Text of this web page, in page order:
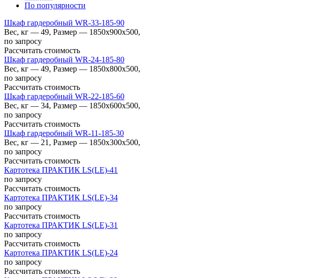
По популярности
Шкаф гардеробный WR-33-185-90
Вес, кг — 49, Размер — 1850x900x500,
по запросу
Рассчитать стоимость
Шкаф гардеробный WR-24-185-80
Вес, кг — 49, Размер — 1850x800x500,
по запросу
Рассчитать стоимость
Шкаф гардеробный WR-22-185-60
Вес, кг — 34, Размер — 1850x600x500,
по запросу
Рассчитать стоимость
Шкаф гардеробный WR-11-185-30
Вес, кг — 21, Размер — 1850x300x500,
по запросу
Рассчитать стоимость
Картотека ПРАКТИК LS(LE)-41
по запросу
Рассчитать стоимость
Картотека ПРАКТИК LS(LE)-34
по запросу
Рассчитать стоимость
Картотека ПРАКТИК LS(LE)-31
по запросу
Рассчитать стоимость
Картотека ПРАКТИК LS(LE)-24
по запросу
Рассчитать стоимость